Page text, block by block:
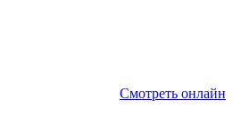
Смотреть онлайн